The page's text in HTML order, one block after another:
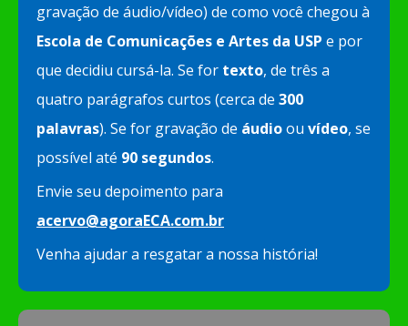
gravação de áudio/vídeo) de como você chegou à
Escola de Comunicações e Artes da USP e por
que decidiu cursá-la. Se for texto, de três a
quatro parágrafos curtos (cerca de 300
palavras). Se for gravação de áudioou vídeo, se
possível até 90 segundos.
Envie seu depoimento para
acervo@agoraECA.com.br
Venha ajudar a resgatar a nossa história!